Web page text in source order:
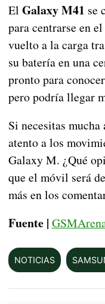
El Galaxy M41 se
para centrarse en
vuelto a la carga
su batería en una
pronto para
pero podría llegar
Si necesitas
atento a los
Galaxy M. ¿Qué
que el móvil será
más en los
Fuente |
NOTICIAS